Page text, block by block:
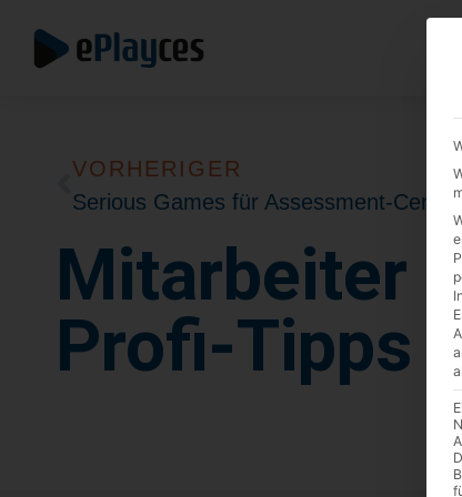
VORHERIGER
Serious Games für Assessment-Center: mögliche Einsatzgebiete
Mitarbeiter
Profi-Tipps